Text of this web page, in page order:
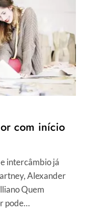
com início
intercâmbio já
Alexander
Quem
pode…